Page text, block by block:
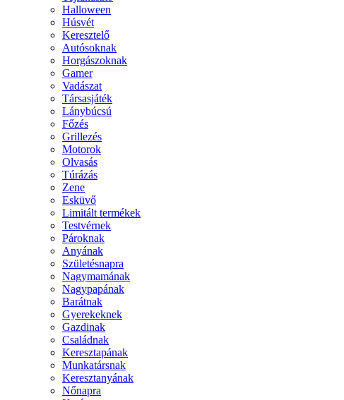
Halloween
Húsvét
Keresztelő
Autósoknak
Horgászoknak
Gamer
Vadászat
Társasjáték
Lánybúcsú
Főzés
Grillezés
Motorok
Olvasás
Túrázás
Zene
Esküvő
Limitált termékek
Testvérnek
Pároknak
Anyának
Születésnapra
Nagymamának
Nagypapának
Barátnak
Gyerekeknek
Gazdinak
Családnak
Keresztapának
Munkatársnak
Keresztanyának
Nőnapra